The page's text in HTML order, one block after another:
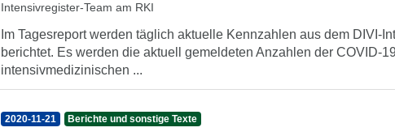
Intensivregister-Team am RKI
Im Tagesreport werden täglich aktuelle Kennzahlen aus dem DIVI-
berichtet. Es werden die aktuell gemeldeten Anzahlen der COVID-
intensivmedizinischen ...
2020-11-21 Berichte und sonstige Texte